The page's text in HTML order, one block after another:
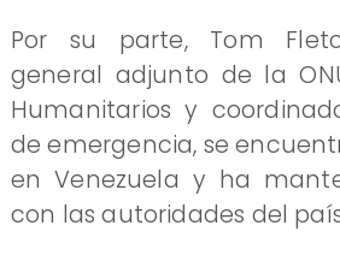
Por su parte, Tom
general adjunto de la
Humanitarios y
de emergencia, se
en Venezuela y ha
con las autoridades del